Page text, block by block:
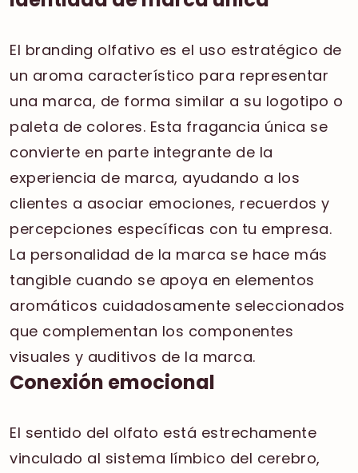
El branding olfativo es el uso estratégico de
un aroma característico para representar
una marca, de forma similar a su logotipo o
paleta de colores. Esta fragancia única se
convierte en parte integrante de la
experiencia de marca, ayudando a los
clientes a asociar emociones, recuerdos y
percepciones específicas con tu empresa.
La personalidad de la marca se hace más
tangible cuando se apoya en elementos
aromáticos cuidadosamente seleccionados
que complementan los componentes
visuales y auditivos de la marca.
Conexión emocional
El sentido del olfato está estrechamente
vinculado al sistema límbico del cerebro,